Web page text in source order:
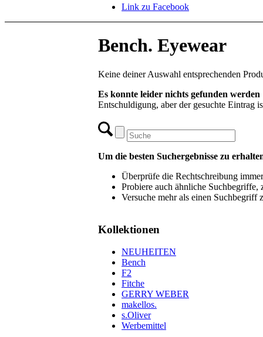
Link zu Facebook
Bench. Eyewear
Keine deiner Auswahl entsprechenden
Es konnte leider nichts gefunden werden
Entschuldigung, aber der gesuchte Eintrag
Um die besten Suchergebnisse zu
Überprüfe die Rechtschreibung
Probiere auch ähnliche
Versuche mehr als einen Suchbegriff
Kollektionen
NEUHEITEN
Bench
F2
Fitche
GERRY WEBER
makellos.
s.Oliver
Werbemittel